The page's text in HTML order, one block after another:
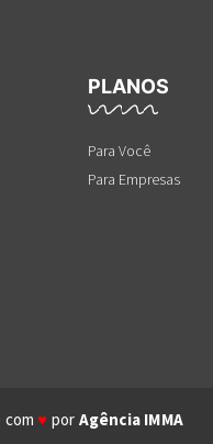
PLANOS
Para Você
Para Empresas
com♥ por Agência IMMA